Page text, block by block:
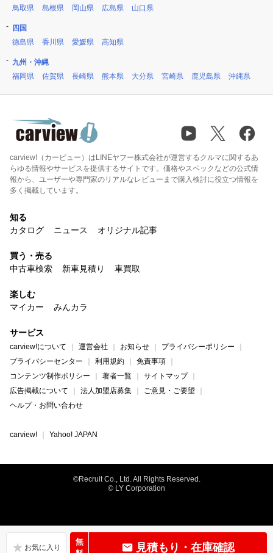
無
見積もり・在庫確認
鳥取県
島根県 岡山県 広島県 山口県
四国
徳島県
香川県 愛媛県 高知県
九州・沖縄
福岡県
佐賀県 長崎県 熊本県 大分県 宮崎県 鹿児島県 沖縄県
carview!（カービュー）はLINEヤフー株式会社が運営するクルマに関するあ
らゆる情報やサービスを提供するサイトです。価格やスペックなどの公式情
報から、ユーザーや専門家のリアルなレビューまで購入検討に役立つ情報を
多く掲載しています。
知る
カタログ
ニュース オリジナル記事
買う・売る
中古車検索
新車見積り 車買取
楽しむ
マイカー
みんカラ
サービス
carview!について 運営会社 お知らせ
プライバシーポリシー
プライバシーセンター
利用規約
免責事項
コンテンツ制作ポリシー
著者一覧
サイトマップ
広告掲載について
法人加盟店募集
ご意見・ご要望
ヘルプ・お問い合わせ
carview! Yahoo! JAPAN
©Recruit Co., Ltd. All Rights Reserved.
© LY Corporation